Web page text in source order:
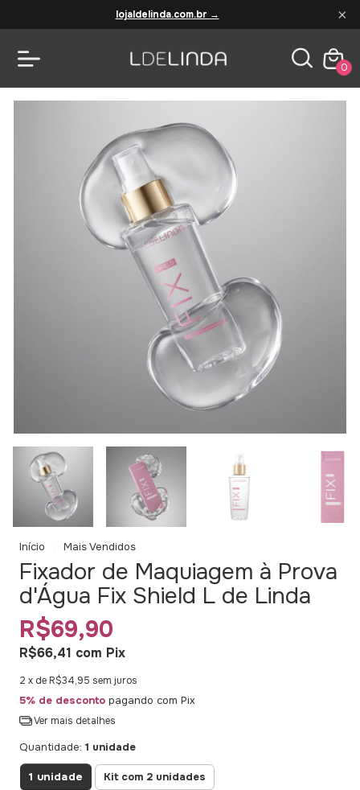
lojaldelinda.com.br → ×
0
Início Mais Vendidos
Fixador de Maquiagem à Prova
d'Água Fix Shield L de Linda
R$69,90
R$66,41 com Pix
2 x de R$34,95 sem juros
5% de desconto pagando com Pix
Ver mais detalhes
Quantidade: 1 unidade
1 unidade Kit com 2 unidades